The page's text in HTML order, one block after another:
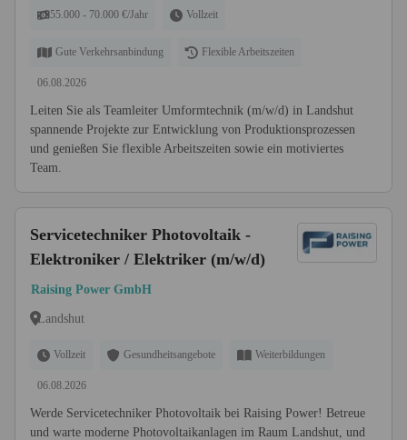
55.000 - 70.000 €/Jahr Vollzeit
Gute Verkehrsanbindung Flexible Arbeitszeiten
06.08.2026
Leiten Sie als Teamleiter Umformtechnik (m/w/d) in Landshut
spannende Projekte zur Entwicklung von Produktionsprozessen
und genießen Sie flexible Arbeitszeiten sowie ein motiviertes
Team.
Servicetechniker Photovoltaik -
Elektroniker / Elektriker (m/w/d)
Raising Power GmbH
Landshut
Vollzeit Gesundheitsangebote Weiterbildungen
06.08.2026
Werde Servicetechniker Photovoltaik bei Raising Power! Betreue
und warte moderne Photovoltaikanlagen im Raum Landshut, und